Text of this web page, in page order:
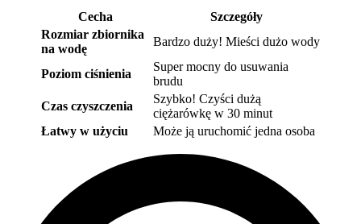
Cecha
Szczegóły
Rozmiar zbiornika
na wodę
Bardzo duży! Mieści dużo wody
Poziom ciśnienia
Super mocny do usuwania
brudu
Czas czyszczenia
Szybko! Czyści dużą
ciężarówkę w 30 minut
Łatwy w użyciu
Może ją uruchomić jedna osoba